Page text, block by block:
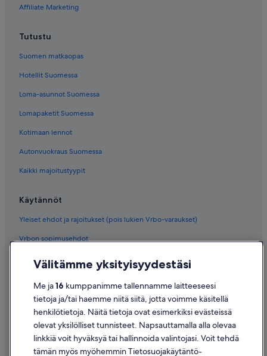
Affiliate Marketing
Tutustu
Suomen matkaopas
Hotellit Suomessa
Loma-asunnot Suomessa
Lomapaketit Suomessa
Kotimaan lennot
Autonvuokraus Suomessa
Kaikki majoitustyypit
Käytännöt
Yleiset ehdot ja rajoitukset (pois lukien Vrbo-varaukset)
Vrbon sopimusehdot
Evästeet
Käyttöehdot
Oikeudelliset tiedot / ota meihin yhteyttä
Sisältövaatimukset ja ilmoituksen tekeminen sisällöstä
Välitämme yksityisyydestäsi
Me ja16 kumppanimme tallennamme laitteeseesi
tietoja ja/tai haemme niitä siitä, jotta voimme käsitellä
henkilötietoja. Näitä tietoja ovat esimerkiksi evästeissä
olevat yksilölliset tunnisteet. Napsauttamalla alla olevaa
linkkiä voit hyväksyä tai hallinnoida valintojasi. Voit tehdä
tämän myös myöhemmin Tietosuojakäytäntö-